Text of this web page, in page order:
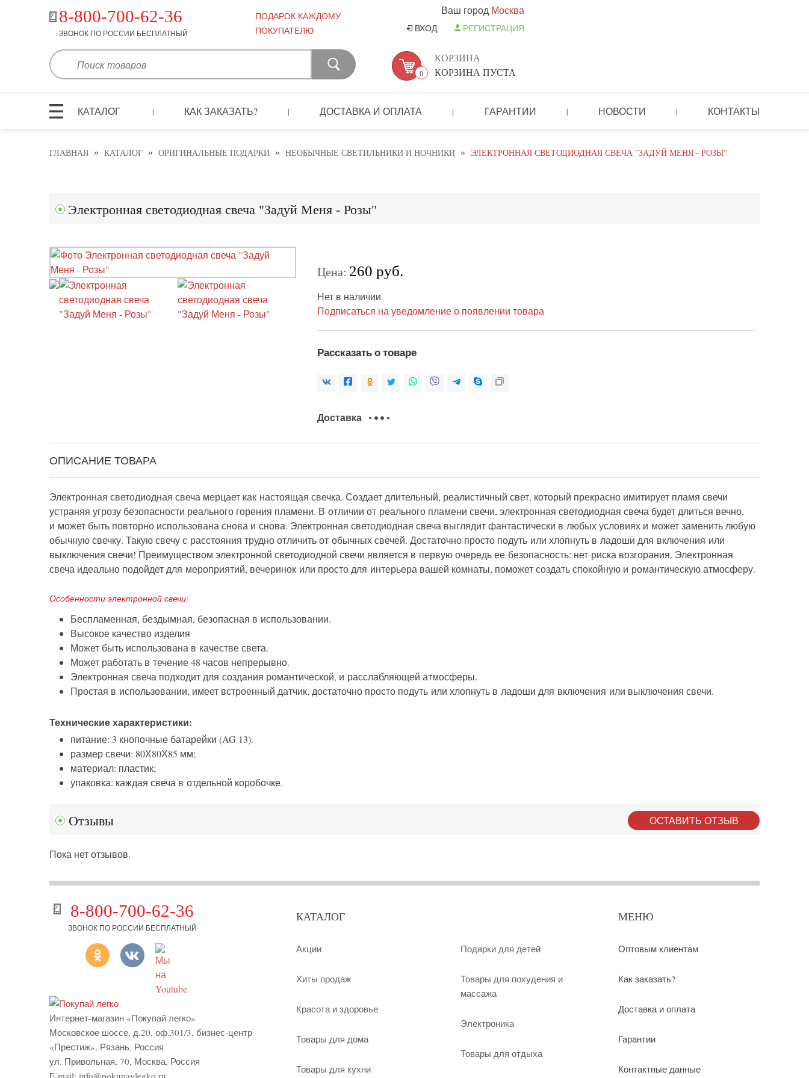
8-800-700-62-36
ЗВОНОК ПО РОССИИ БЕСПЛАТНЫЙ
ПОДАРОК КАЖДОМУ
ПОКУПАТЕЛЮ
Ваш город Москва
ВХОД РЕГИСТРАЦИЯ
0
КОРЗИНА
КОРЗИНА ПУСТА
КАТАЛОГ | КАК ЗАКАЗАТЬ? | ДОСТАВКА И ОПЛАТА | ГАРАНТИИ | НОВОСТИ | КОНТАКТЫ
ГЛАВНАЯ » КАТАЛОГ » ОРИГИНАЛЬНЫЕ ПОДАРКИ » НЕОБЫЧНЫЕ СВЕТИЛЬНИКИ И НОЧНИКИ » ЭЛЕКТРОННАЯ СВЕТОДИОДНАЯ СВЕЧА "ЗАДУЙ МЕНЯ - РОЗЫ"
Электронная светодиодная свеча "Задуй Меня - Розы"
Цена: 260 руб.
Нет в наличии
Подписаться на уведомление о появлении товара
Рассказать о товаре
Доставка
ОПИСАНИЕ ТОВАРА
Электронная светодиодная свеча мерцает как настоящая свечка. Создает длительный, реалистичный свет, который прекрасно имитирует пламя свечи
устраняя угрозу безопасности реального горения пламени. В отличии от реального пламени свечи, электронная светодиодная свеча будет длиться вечно,
и может быть повторно использована снова и снова. Электронная светодиодная свеча выглядит фантастически в любых условиях и может заменить любую
обычную свечку. Такую свечу с расстояния трудно отличить от обычных свечей. Достаточно просто подуть или хлопнуть в ладоши для включения или
выключения свечи! Преимуществом электронной светодиодной свечи является в первую очередь ее безопасность: нет риска возгорания. Электронная
свеча идеально подойдет для мероприятий, вечеринок или просто для интерьера вашей комнаты, поможет создать спокойную и романтическую атмосферу.
Особенности электронной свечи:
Беспламенная, бездымная, безопасная в использовании.
Высокое качество изделия
Может быть использована в качестве света.
Может работать в течение 48 часов непрерывно.
Электронная свеча подходит для создания романтической, и расслабляющей атмосферы.
Простая в использовании, имеет встроенный датчик, достаточно просто подуть или хлопнуть в ладоши для включения или выключения свечи.
Технические характеристики:
питание: 3 кнопочные батарейки (AG 13).
размер свечи: 80Х80Х85 мм;
материал: пластик;
упаковка: каждая свеча в отдельной коробочке.
Отзывы ОСТАВИТЬ ОТЗЫВ
Пока нет отзывов.
8-800-700-62-36
ЗВОНОК ПО РОССИИ БЕСПЛАТНЫЙ
Интернет-магазин «Покупай легко»
Московское шоссе, д.20, оф.301/3, бизнес-центр
«Престиж», Рязань, Россия
ул. Привольная, 70, Москва, Россия
КАТАЛОГ
Акции
Хиты продаж
Красота и здоровье
Товары для дома
Товары для кухни
Подарки для детей
Товары для похудения и
массажа
Электроника
Товары для отдыха
МЕНЮ
Оптовым клиентам
Как заказать?
Доставка и оплата
Гарантии
Контактные данные